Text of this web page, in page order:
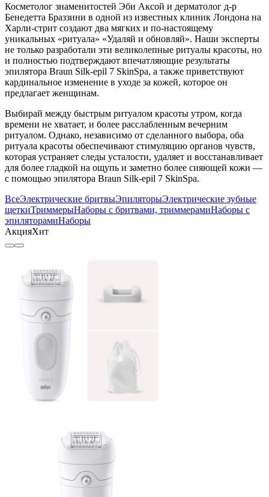
Косметолог знаменитостей Эби Аксой и дерматолог д-р
Бенедетта Браззини в одной из известных клиник Лондона на
Харли-стрит создают два мягких и по-настоящему
уникальных «ритуала» «Удаляй и обновляй». Наши эксперты
не только разработали эти великолепные ритуалы красоты, но
и полностью подтверждают впечатляющие результаты
эпилятора Braun Silk-epil 7 SkinSpa, а также приветствуют
кардинальное изменение в уходе за кожей, которое он
предлагает женщинам.
Выбирай между быстрым ритуалом красоты утром, когда
времени не хватает, и более расслабленным вечерним
ритуалом. Однако, независимо от сделанного выбора, оба
ритуала красоты обеспечивают стимуляцию органов чувств,
которая устраняет следы усталости, удаляет и восстанавливает
для более гладкой на ощупь и заметно более сияющей кожи —
с помощью эпилятора Braun Silk-epil 7 SkinSpa.
ВсеЭлектрические бритвыЭпиляторыЭлектрические зубные
щеткиТриммерыНаборы с бритвами, триммерамиНаборы с
эпиляторамиНаборы
АкцияХит